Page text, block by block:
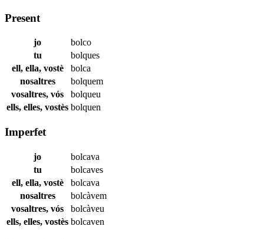
Present
jo
bolco
tu
bolques
ell, ella, vostè
bolca
nosaltres
bolquem
vosaltres, vós
bolqueu
ells, elles, vostès bolquen
Imperfet
jo
bolcava
tu
bolcaves
ell, ella, vostè
bolcava
nosaltres
bolcàvem
vosaltres, vós
bolcàveu
ells, elles, vostès bolcaven